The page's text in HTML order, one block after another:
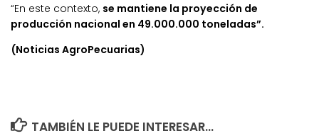
“En este contexto, se mantiene la proyección de
producción nacional en 49.000.000 toneladas”.
(Noticias AgroPecuarias)
TAMBIÉN LE PUEDE INTERESAR...